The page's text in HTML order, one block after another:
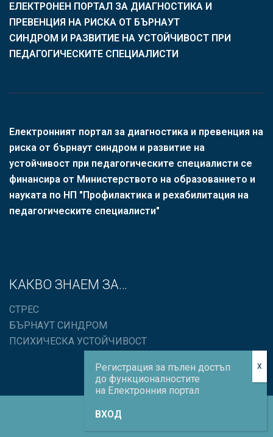
ЕЛЕКТРОНЕН ПОРТАЛ ЗА ДИАГНОСТИКА И
ПРЕВЕНЦИЯ НА РИСКА ОТ БЪРНАУТ
СИНДРОМ И РАЗВИТИЕ НА УСТОЙЧИВОСТ ПРИ
ПЕДАГОГИЧЕСКИТЕ СПЕЦИАЛИСТИ
Електронният портал за диагностика и превенция на
риска от бърнаут синдром и развитие на
устойчивост при педагогическите специалисти се
финансира oт Министерството на образованието и
науката по НП "Профилактика и рехабилитация на
педагогическите специалисти"
КАКВО ЗНАЕМ ЗА…
СТРЕС
БЪРНАУТ СИНДРОМ
ПСИХИЧЕСКА УСТОЙЧИВОСТ
Регистрация за пълен достъп
до функционалностите
на Електронния портал
ВХОД